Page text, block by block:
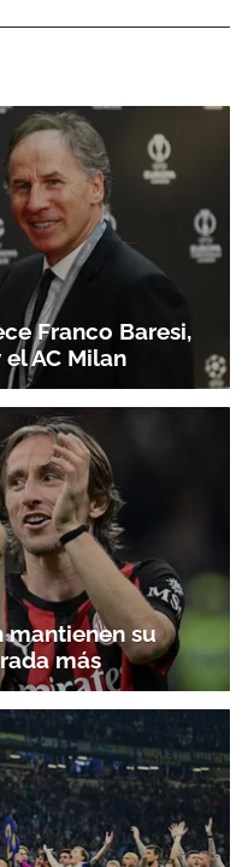
Franco Baresi,
AC Milan
mantienen su
más